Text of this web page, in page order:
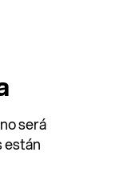
será
están